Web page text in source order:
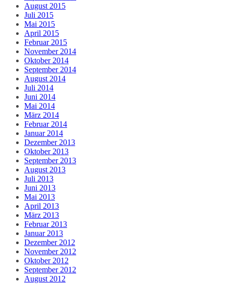
August 2015
Juli 2015
Mai 2015
April 2015
Februar 2015
November 2014
Oktober 2014
September 2014
August 2014
Juli 2014
Juni 2014
Mai 2014
März 2014
Februar 2014
Januar 2014
Dezember 2013
Oktober 2013
September 2013
August 2013
Juli 2013
Juni 2013
Mai 2013
April 2013
März 2013
Februar 2013
Januar 2013
Dezember 2012
November 2012
Oktober 2012
September 2012
August 2012